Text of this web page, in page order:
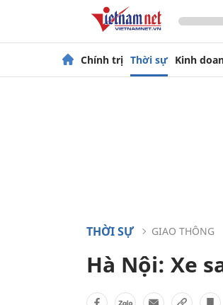
Chính trị Thời sự Kinh
THỜI SỰ GIAO THÔNG
Hà Nội: Xe